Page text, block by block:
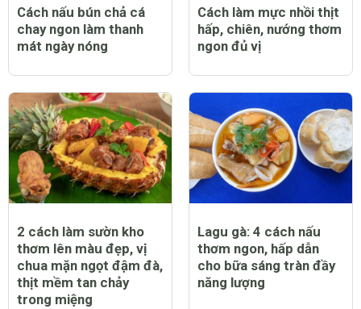
Cách nấu bún chả cá
chay ngon làm thanh
mát ngày nóng
Cách làm mực nhồi thịt
hấp, chiên, nướng thơm
ngon đủ vị
2 cách làm sườn kho
thơm lên màu đẹp, vị
chua mặn ngọt đậm đà,
thịt mềm tan chảy
trong miệng
Lagu gà: 4 cách nấu
thơm ngon, hấp dẫn
cho bữa sáng tràn đầy
năng lượng